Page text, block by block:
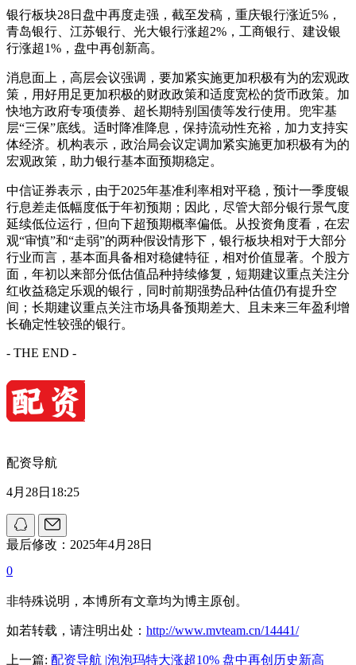
银行板块28日盘中再度走强，截至发稿，重庆银行涨近5%，
青岛银行、江苏银行、光大银行涨超2%，工商银行、建设银
行涨超1%，盘中再创新高。
消息面上，高层会议强调，要加紧实施更加积极有为的宏观政
策，用好用足更加积极的财政政策和适度宽松的货币政策。加
快地方政府专项债券、超长期特别国债等发行使用。兜牢基
层“三保”底线。适时降准降息，保持流动性充裕，加力支持实
体经济。机构表示，政治局会议定调加紧实施更加积极有为的
宏观政策，助力银行基本面预期稳定。
中信证券表示，由于2025年基准利率相对平稳，预计一季度银
行息差走低幅度低于年初预期；因此，尽管大部分银行景气度
延续低位运行，但向下超预期概率偏低。从投资角度看，在宏
观“审慎”和“走弱”的两种假设情形下，银行板块相对于大部分
行业而言，基本面具备相对稳健特征，相对价值显著。个股方
面，年初以来部分低估值品种持续修复，短期建议重点关注分
红收益稳定乐观的银行，同时前期强势品种估值仍有提升空
间；长期建议重点关注市场具备预期差大、且未来三年盈利增
长确定性较强的银行。
- THE END -
配资导航
4月28日18:25
最后修改：2025年4月28日
0
非特殊说明，本博所有文章均为博主原创。
如若转载，请注明出处： http://www.mvteam.cn/14441/
上一篇: 配资导航 |泡泡玛特大涨超10% 盘中再创历史新高